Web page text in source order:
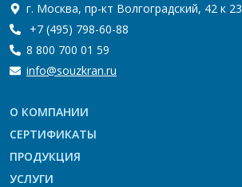
г. Москва, пр-кт Волгоградский, 42 к 23
+7 (495) 798-60-88
8 800 700 01 59
info@souzkran.ru
О КОМПАНИИ
СЕРТИФИКАТЫ
ПРОДУКЦИЯ
УСЛУГИ